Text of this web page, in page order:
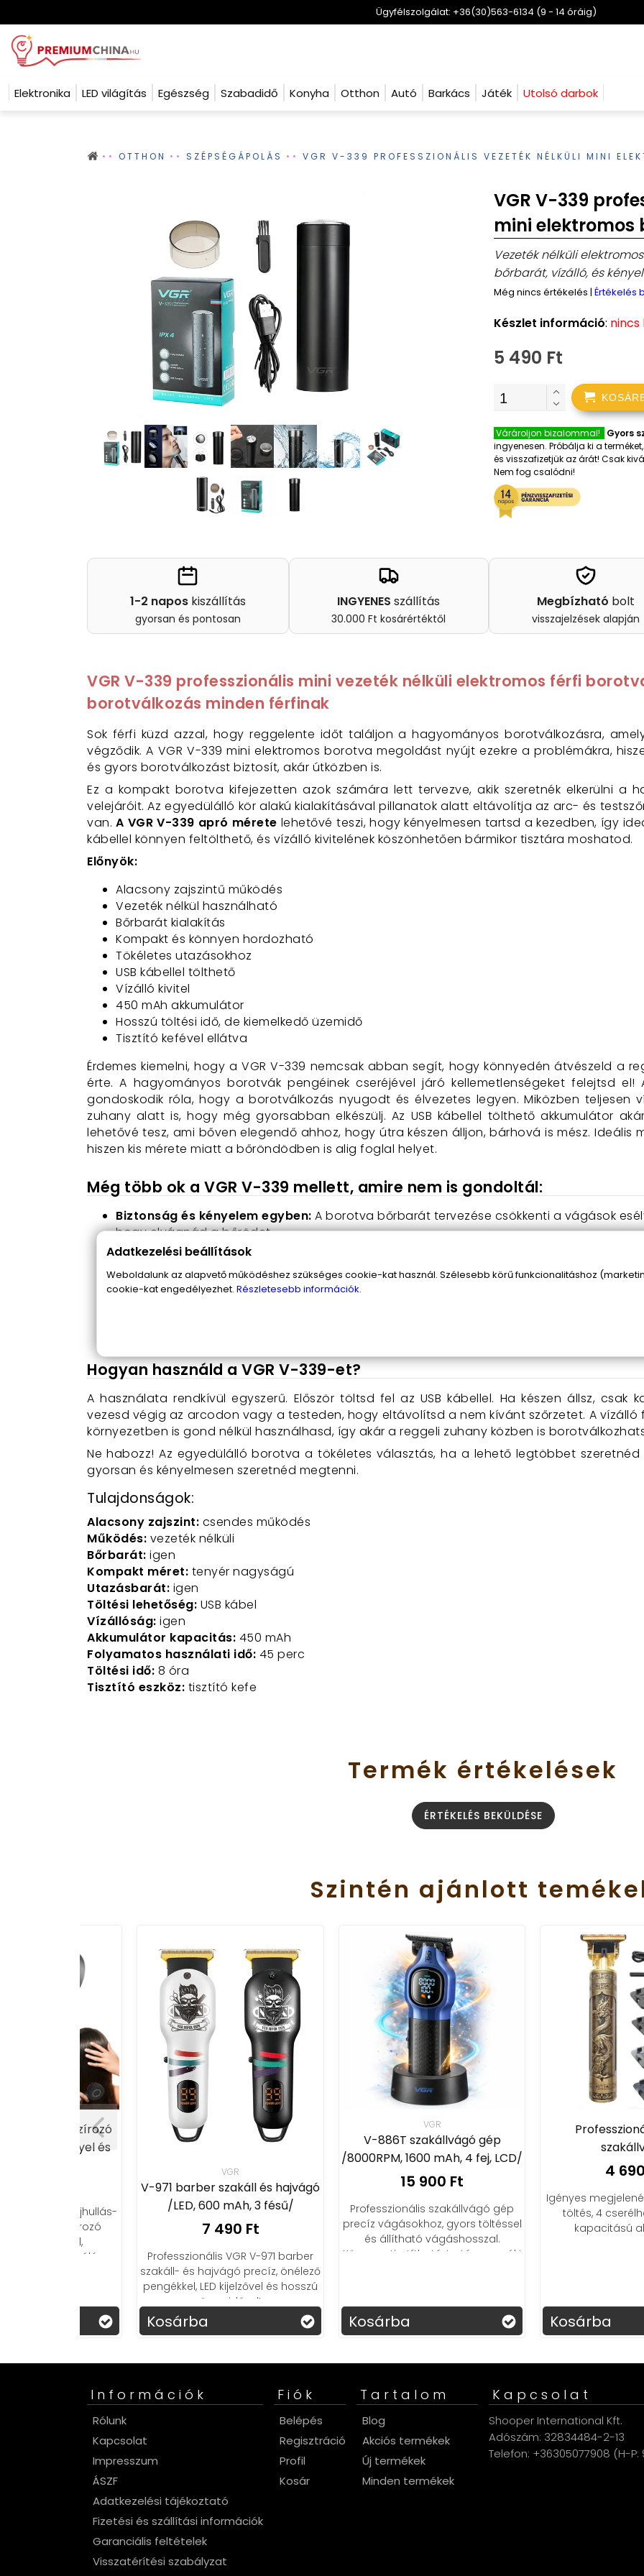
Ügyfélszolgálat: +36(30)563-6134 (9 - 14 óráig)
Elektronika LED világítás Egészség Szabadidő Konyha Otthon Autó Barkács Játék Utolsó darbok
OTTHON SZÉPSÉGÁPOLÁS VGR V-339 PROFESSZIONÁLIS VEZETÉK NÉLKÜLI MINI
VGR V-339
mini elektromos
Vezeték nélküli
bőrbarát, vízálló, és
Még nincs értékelés | Értékelés
Készlet információ: nincs
5 490 Ft
Várároljon bizalommal!
Gyors
ingyenesen. Próbálja ki a
és visszafizetjük az árát! Csak
Nem fog csalódni!
1-2 naposkiszállítás
gyorsan és pontosan
INGYENES szállítás
30.000 Ft kosárértéktől
Megbízható bolt
visszajelzések alapján
VGR V-339 professzionális mini vezeték nélküli elektromos férfi
borotválkozás minden férfinak
Sok férfi küzd azzal, hogy reggelente időt találjon a hagyományos borotválkozásra,
végződik. A VGR V-339 mini elektromos borotva megoldást nyújt ezekre a problémákra,
és gyors borotválkozást biztosít, akár útközben is.
Ez a kompakt borotva kifejezetten azok számára lett tervezve, akik szeretnék elkerülni a
velejáróit. Az egyedülálló kör alakú kialakításával pillanatok alatt eltávolítja az arc- és
van.A VGR V-339 apró mérete lehetővé teszi, hogy kényelmesen tartsd a kezedben, így
kábellel könnyen feltölthető, és vízálló kivitelének köszönhetően bármikor tisztára moshatod.
Előnyök:
Alacsony zajszintű működés
Vezeték nélkül használható
Bőrbarát kialakítás
Kompakt és könnyen hordozható
Tökéletes utazásokhoz
USB kábellel tölthető
Vízálló kivitel
450 mAh akkumulátor
Hosszú töltési idő, de kiemelkedő üzemidő
Tisztító kefével ellátva
Érdemes kiemelni, hogy a VGR V-339 nemcsak abban segít, hogy könnyedén átvészeld a
érte. A hagyományos borotvák pengéinek cseréjével járó kellemetlenségeket felejtsd
gondoskodik róla, hogy a borotválkozás nyugodt és élvezetes legyen. Miközben
zuhany alatt is, hogy még gyorsabban elkészülj. Az USB kábellel tölthető akkumulátor
lehetővé tesz, ami bőven elegendő ahhoz, hogy útra készen álljon, bárhová is mész. Ideális
hiszen kis mérete miatt a bőröndödben is alig foglal helyet.
Még több ok a VGR V-339 mellett, amire nem is gondoltál:
Biztonság és kényelem egyben: A borotva bőrbarát tervezése csökkenti a vágások
hogy elvágnád a bőrödet.
Hatékonyság mindenhol:
Karbantartás egyszerűsége:A vízállóság lehetővé teszi, hogy könnyedén tisztán
karbantartás gyerekjáték.
Hogyan használd a VGR V-339-et?
A használata rendkívül egyszerű. Először töltsd fel az USB kábellel. Ha készen állsz, csak
vezesd végig az arcodon vagy a testeden, hogy eltávolítsd a nem kívánt szőrzetet. A
környezetben is gond nélkül használhasd, így akár a reggeli zuhany közben is
Ne habozz! Az egyedülálló borotva a tökéletes választás, ha a lehető legtöbbet
gyorsan és kényelmesen szeretnéd megtenni.
Tulajdonságok:
Alacsony zajszint: csendes működés
Működés: vezeték nélküli
Bőrbarát: igen
Kompakt méret: tenyér nagyságú
Utazásbarát: igen
Töltési lehetőség: USB kábel
Vízállóság: igen
Akkumulátor kapacitás: 450 mAh
Folyamatos használati idő: 45 perc
Töltési idő: 8 óra
Tisztító eszköz: tisztító kefe
Termék értékelések
ÉRTÉKELÉS BEKÜLDÉSE
Szintén ajánlott
V-971 barber szakáll és hajvágó
/LED, 600 mAh, 3 fésű/
7 490 Ft
Professzionális VGR V-971 barber
szakáll- és hajvágó precíz, önélező
pengékkel, LED kijelzővel és hosszú
üzemidővel!
Kosárba
V-886T szakállvágó gép
/8000RPM, 1600 mAh, 4 fej, LCD/
15 900 Ft
Professzionális szakállvágó gép
precíz vágásokhoz, gyors töltéssel
és állítható vágáshosszal.
Könnyen tisztítható, tartós pengék!
Kosárba
Professzionális haj és
szakállvágó
4 690 Ft
Igényes megjelenés otthon
töltés, 4 cserélhető fej,
kapacitású akkumlátor
Kosárba
Információk
Rólunk
Kapcsolat
Impresszum
ÁSZF
Adatkezelési tájékoztató
Fizetési és szállítási információk
Garanciális feltételek
Visszatérítési szabályzat
Fiók
Belépés
Regisztráció
Profil
Kosár
Tartalom
Blog
Akciós termékek
Új termékek
Minden termékek
Kapcsolat
Shooper International Kft.
Adószám: 32834484-2-13
Telefon: +36305077908 (H-P:
Adatkezelési beállítások
Weboldalunk az alapvető működéshez szükséges cookie-kat használ. Szélesebb körű funkcionalitáshoz
cookie-kat engedélyezhet. Részletesebb információk.